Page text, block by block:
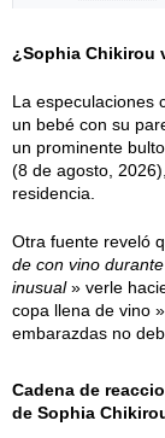
¿Sophia Chikirou
La especulaciones
un bebé con su
un prominente
(8 de agosto, 2026
residencia.
Otra fuente reveló
de con vino
inusual» verle
copa llena de vino
embarazdas no
Cadena de
de Sophia